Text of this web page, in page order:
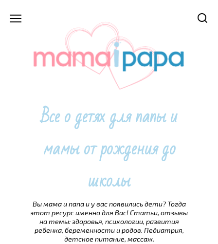
Все о детях для папы и
мамы от рождения до
школы
Вы мама и папа и у вас появились дети? Тогда
этот ресурс именно для Вас! Статьи, отзывы
на темы: здоровья, психологии, развития
ребенка, беременности и родов. Педиатрия,
детское питание, массаж.